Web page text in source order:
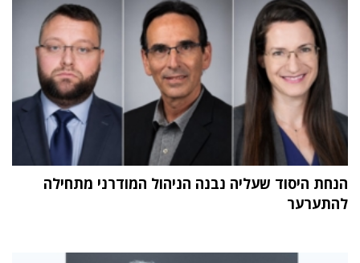
הנחת היסוד שעליה נבנה הניהול המודרני מתחילה
להתערער